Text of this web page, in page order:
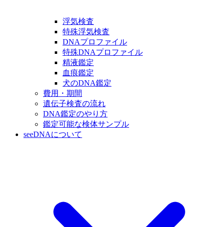
浮気検査
特殊浮気検査
DNAプロファイル
特殊DNAプロファイル
精液鑑定
血痕鑑定
犬のDNA鑑定
費用・期間
遺伝子検査の流れ
DNA鑑定のやり方
鑑定可能な検体サンプル
seeDNAについて